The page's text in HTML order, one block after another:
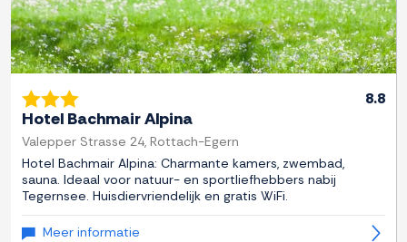
8.8
Hotel Bachmair Alpina
Valepper Strasse 24, Rottach-Egern
Hotel Bachmair Alpina: Charmante kamers, zwembad,
sauna. Ideaal voor natuur- en sportliefhebbers nabij
Tegernsee. Huisdiervriendelijk en gratis WiFi.
Meer informatie